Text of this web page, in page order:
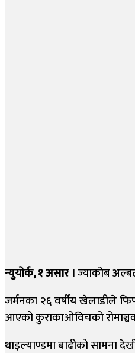
न्युयोर्क, १ असार ।ज्याकोब
जर्मनका २६ वर्षीय खेलाडीले
आएको कुराकाओविचको
थाइल्याण्डमा बाढीको सामना